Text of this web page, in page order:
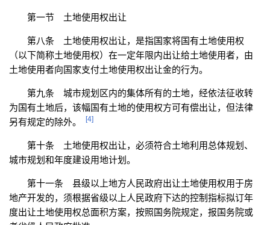
第一节 土地使用权出让
第八条 土地使用权出让，是指国家将国有土地使用权
（以下简称土地使用权）在一定年限内出让给土地使用者，由
土地使用者向国家支付土地使用权出让金的行为。
第九条 城市规划区内的集体所有的土地，经依法征收转
为国有土地后，该幅国有土地的使用权方可有偿出让，但法律
另有规定的除外。
[4]
第十条 土地使用权出让，必须符合土地利用总体规划、
城市规划和年度建设用地计划。
第十一条 县级以上地方人民政府出让土地使用权用于房
地产开发的，须根据省级以上人民政府下达的控制指标拟订年
度出让土地使用权总面积方案，按照国务院规定，报国务院或